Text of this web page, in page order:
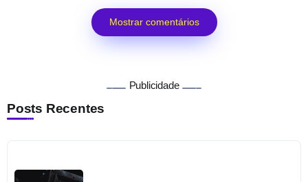
Mostrar comentários
Publicidade
Posts Recentes